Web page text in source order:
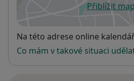
Přiblížitse
Dostupnost
Na této adrese online
Co mám v takové situaci